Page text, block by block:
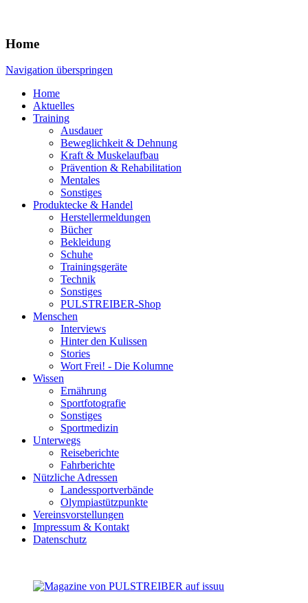
Home
Navigation überspringen
Home
Aktuelles
Training
Ausdauer
Beweglichkeit & Dehnung
Kraft & Muskelaufbau
Prävention & Rehabilitation
Mentales
Sonstiges
Produktecke & Handel
Herstellermeldungen
Bücher
Bekleidung
Schuhe
Trainingsgeräte
Technik
Sonstiges
PULSTREIBER-Shop
Menschen
Interviews
Hinter den Kulissen
Stories
Wort Frei! - Die Kolumne
Wissen
Ernährung
Sportfotografie
Sonstiges
Sportmedizin
Unterwegs
Reiseberichte
Fahrberichte
Nützliche Adressen
Landessportverbände
Olympiastützpunkte
Vereinsvorstellungen
Impressum & Kontakt
Datenschutz